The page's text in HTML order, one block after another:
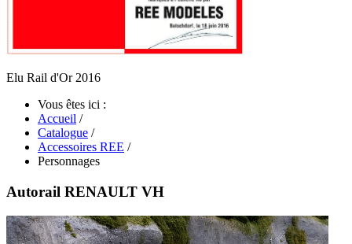
Elu Rail d'Or 2016
Vous êtes ici :
Accueil /
Catalogue /
Accessoires REE /
Personnages
Autorail RENAULT VH